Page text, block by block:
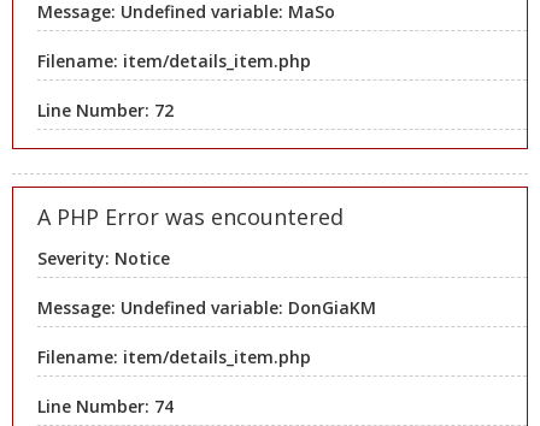
Message: Undefined variable: MaSo
Filename: item/details_item.php
Line Number: 72
A PHP Error was encountered
Severity: Notice
Message: Undefined variable: DonGiaKM
Filename: item/details_item.php
Line Number: 74